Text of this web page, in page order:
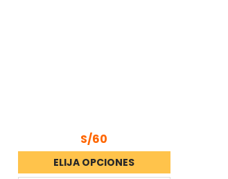
S/60
ELIJA OPCIONES